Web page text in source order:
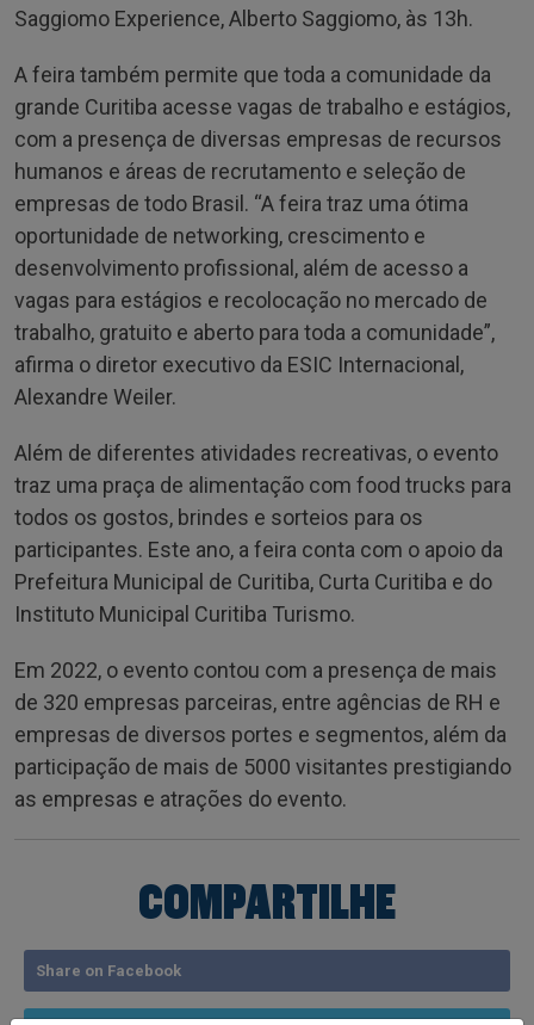
Saggiomo Experience, Alberto Saggiomo, às 13h.
A feira também permite que toda a comunidade da
grande Curitiba acesse vagas de trabalho e estágios,
com a presença de diversas empresas de recursos
humanos e áreas de recrutamento e seleção de
empresas de todo Brasil. “A feira traz uma ótima
oportunidade de networking, crescimento e
desenvolvimento profissional, além de acesso a
vagas para estágios e recolocação no mercado de
trabalho, gratuito e aberto para toda a comunidade”,
afirma o diretor executivo da ESIC Internacional,
Alexandre Weiler.
Além de diferentes atividades recreativas, o evento
traz uma praça de alimentação com food trucks para
todos os gostos, brindes e sorteios para os
participantes. Este ano, a feira conta com o apoio da
Prefeitura Municipal de Curitiba, Curta Curitiba e do
Instituto Municipal Curitiba Turismo.
Em 2022, o evento contou com a presença de mais
de 320 empresas parceiras, entre agências de RH e
empresas de diversos portes e segmentos, além da
participação de mais de 5000 visitantes prestigiando
as empresas e atrações do evento.
COMPARTILHE
Share on Facebook